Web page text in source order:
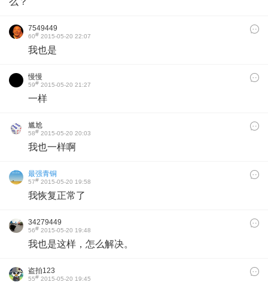
7549449
60# 2015-05-20 22:07
我也是
慢慢
59# 2015-05-20 21:27
一样
尴尬
58# 2015-05-20 20:03
我也一样啊
最强青铜
57# 2015-05-20 19:58
我恢复正常了
34279449
56# 2015-05-20 19:48
我也是这样，怎么解决。
盗拍123
55# 2015-05-20 19:45